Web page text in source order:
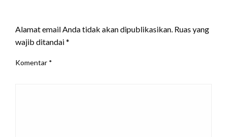
Alamat email Anda tidak akan dipublikasikan. Ruas yang
wajib ditandai*
Komentar *